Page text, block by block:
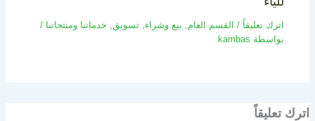
اترك تعليقاً / القسم العام بيع وشراء ,تسويق خدماتنا ومنتجاتنا /
بواسطة kambas
اترك تعليقاً